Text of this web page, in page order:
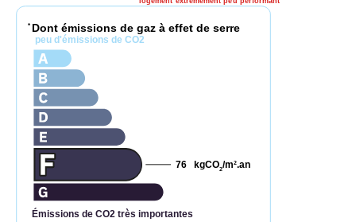
* Dont émissions de gaz à effet de serre
peu d'émissions de CO2
Émissions de CO2 très importantes
kgCO2/m2.an
76